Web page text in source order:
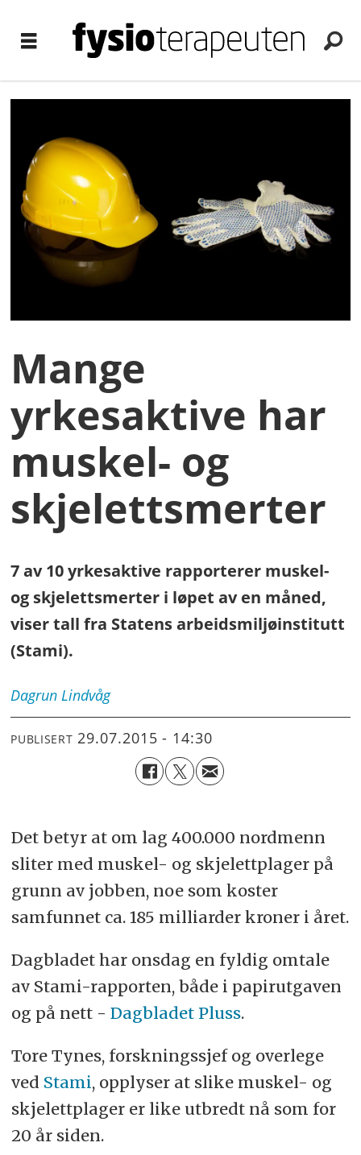
Mange
yrkesaktive har
muskel- og
skjelettsmerter
7 av 10 yrkesaktive rapporterer muskel-
og skjelettsmerter i løpet av en måned,
viser tall fra Statens arbeidsmiljøinstitutt
(Stami).
Dagrun Lindvåg
PUBLISERT 29.07.2015 - 14:30
Det betyr at om lag 400.000 nordmenn
sliter med muskel- og skjelettplager på
grunn av jobben, noe som koster
samfunnet ca. 185 milliarder kroner i året.
Dagbladet har onsdag en fyldig omtale
av Stami-rapporten, både i papirutgaven
og på nett - Dagbladet Pluss.
Tore Tynes, forskningssjef og overlege
ved Stami, opplyser at slike muskel- og
skjelettplager er like utbredt nå som for
20 år siden.